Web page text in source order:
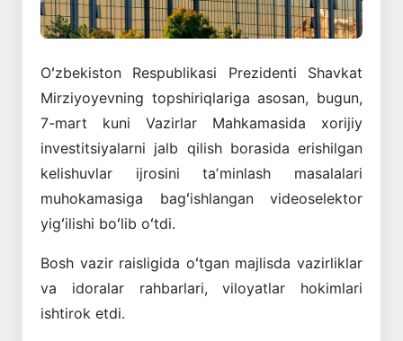
Oʻzbekiston Respublikasi Prezidenti Shavkat
Mirziyoyevning topshiriqlariga asosan, bugun,
7-mart kuni Vazirlar Mahkamasida xorijiy
investitsiyalarni jalb qilish borasida erishilgan
kelishuvlar ijrosini taʼminlash masalalari
muhokamasiga bagʻishlangan videoselektor
yigʻilishi boʻlib oʻtdi.
Bosh vazir raisligida oʻtgan majlisda vazirliklar
va idoralar rahbarlari, viloyatlar hokimlari
ishtirok etdi.